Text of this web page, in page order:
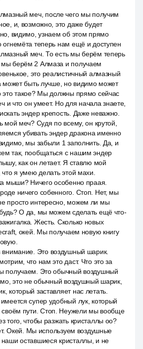
меч, после чего мы получим
и, возможно, это даже будет
видимо, узнаем об этом прямо
огнемёта теперь нам ещё и доступен
меч. То есть мы берём теперь
берём 2 Алмаза и получаем
это реалистичный алмазный
может быть лучше, но видимо может
это такое? Мы должны прямо сейчас
и что он умеет. Но для начала знаете,
эндер крепость. Даже неважно.
мой меч? Судя по всему, он крутой,
убивать эндер дракона именно
мы забыли 1 заполнить. Да, и
так, пообщаться с нашим эндер
как он летает. Я ставлю мой
я умею делать этой махи.
мыши? Ничего особенно праая.
ничего собенного. Стоп. Нет, мы
просто интересно, можем ли мы
О да, мы можем сделать ещё что-
Жесть. Сколько новых
окей. Мы получаем новую книгу
Это воздушный шарик.
что нам это даст. Что это за
получаем. Это обычный воздушный
это не обычный воздушный шарик,
который заставляет нас летать.
супер удобный лук, который
своём пути. Стоп. Неужели мы вообще
того, чтобы разжать кристаллы оо?
Окей. Мы используем воздушные
оставшиеся кристаллы, и не